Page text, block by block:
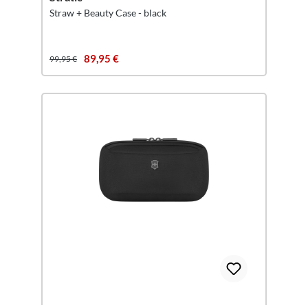
Straw + Beauty Case - black
99,95 € 89,95 €